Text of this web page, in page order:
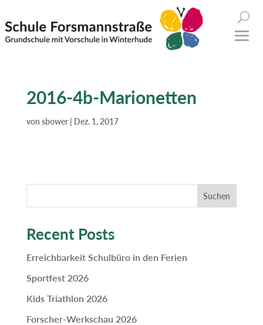
2016-4b-Marionetten
von sbower| Dez. 1, 2017
Suchen
Recent Posts
Erreichbarkeit Schulbüro in den Ferien
Sportfest 2026
Kids Triathlon 2026
Forscher-Werkschau 2026